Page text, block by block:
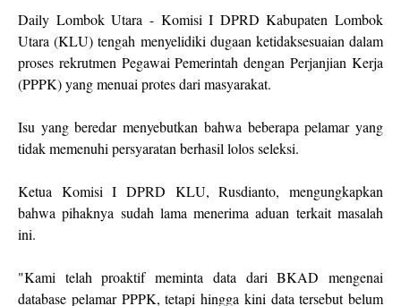
Daily Lombok Utara - Komisi I DPRD Kabupaten Lombok
Utara (KLU) tengah menyelidiki dugaan ketidaksesuaian dalam
proses rekrutmen Pegawai Pemerintah dengan Perjanjian Kerja
(PPPK) yang menuai protes dari masyarakat.
Isu yang beredar menyebutkan bahwa beberapa pelamar yang
tidak memenuhi persyaratan berhasil lolos seleksi.
Ketua Komisi I DPRD KLU, Rusdianto, mengungkapkan
bahwa pihaknya sudah lama menerima aduan terkait masalah
ini.
"Kami telah proaktif meminta data dari BKAD mengenai
database pelamar PPPK, tetapi hingga kini data tersebut belum